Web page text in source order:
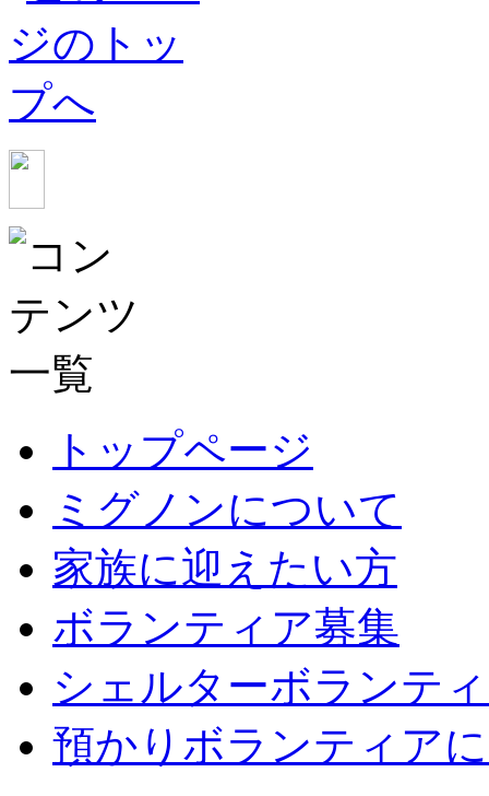
トップページ
ミグノンについて
家族に迎えたい方
ボランティア募集
シェルターボランテ
預かりボランティア